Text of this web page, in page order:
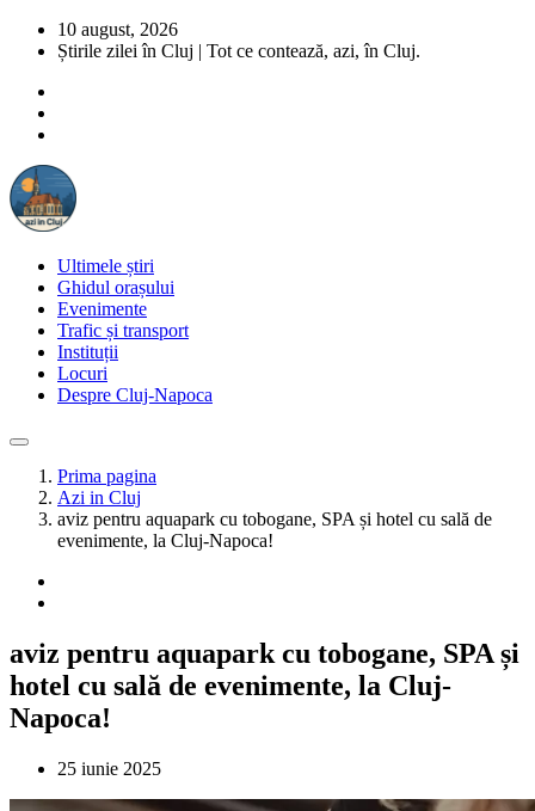
10 august, 2026
Știrile zilei în Cluj | Tot ce contează, azi, în Cluj.
Ultimele știri
Ghidul orașului
Evenimente
Trafic și transport
Instituții
Locuri
Despre Cluj-Napoca
Prima pagina
Azi in Cluj
aviz pentru aquapark cu tobogane, SPA și hotel cu sală de
evenimente, la Cluj-Napoca!
aviz pentru aquapark cu tobogane, SPA și
hotel cu sală de evenimente, la Cluj-
Napoca!
25 iunie 2025